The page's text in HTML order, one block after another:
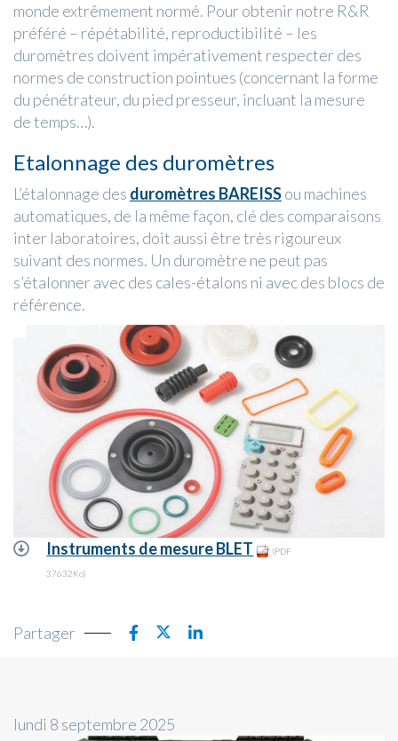
monde extrêmement normé. Pour obtenir notre R&R
préféré – répétabilité, reproductibilité – les
duromètres doivent impérativement respecter des
normes de construction pointues (concernant la forme
du pénétrateur, du pied presseur, incluant la mesure
de temps…).
Etalonnage des duromètres
L’étalonnage des duromètres BAREISSou machines
automatiques, de la même façon, clé des comparaisons
inter laboratoires, doit aussi être très rigoureux
suivant des normes. Un duromètre ne peut pas
s’étalonner avec des cales-étalons ni avec des blocs de
référence.
Instruments de mesure BLET (PDF
37632Ko)
Partager
lundi 8 septembre 2025